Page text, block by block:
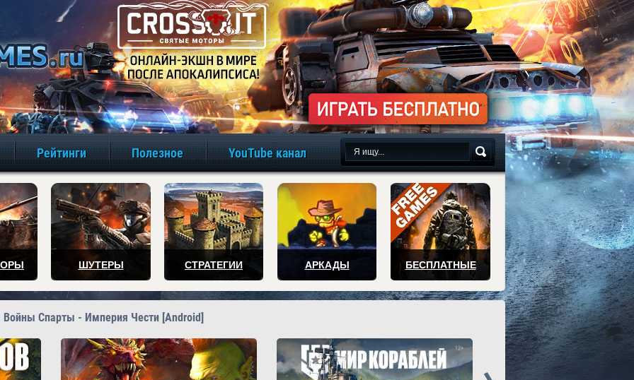
игры онлайн бесплатно
Рейтинги Полезное YouTube канал
ШУТЕРЫ СТРАТЕГИИ АРКАДЫ БЕСПЛАТНЫЕ
Войны Спарты - Империя Чести [Android]